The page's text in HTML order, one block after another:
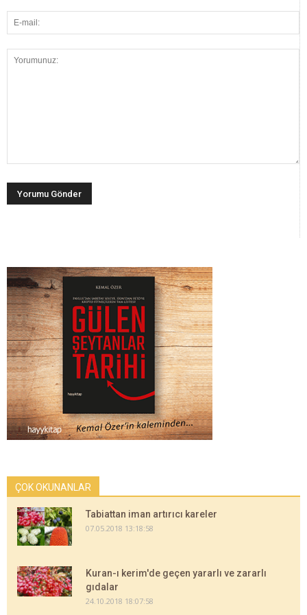
ÇOK OKUNANLAR
Tabiattan iman artırıcı kareler
07.05.2018 13:18:58
Kuran-ı kerim'de geçen yararlı ve zararlı
gıdalar
24.10.2018 18:07:58